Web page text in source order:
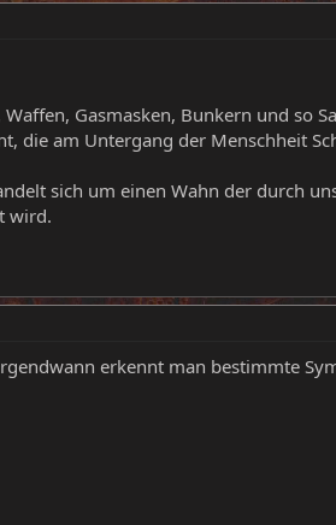
Gasmasken, Bunkern und so
die am Untergang der Menschheit
sich um einen Wahn der durch
wird.
erkennt man bestimmte